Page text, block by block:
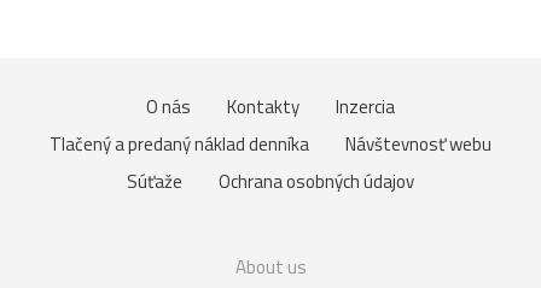
O nás Kontakty
Inzercia
Tlačený a predaný náklad denníka
Návštevnosť webu
Súťaže
Ochrana osobných údajov
About us